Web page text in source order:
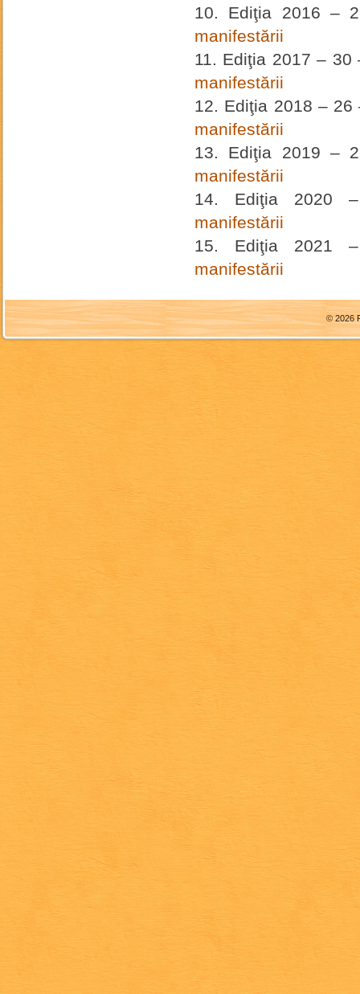
Ediţia 2016 –
manifestării
Ediţia 2017 –
manifestării
Ediţia 2018 –
manifestării
Ediţia 2019 –
manifestării
Ediţia 2020
manifestării
Ediţia 2021
manifestării
© 2026